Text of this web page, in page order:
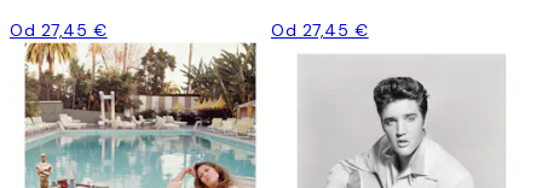
Od 27,45 € Od 27,45 €